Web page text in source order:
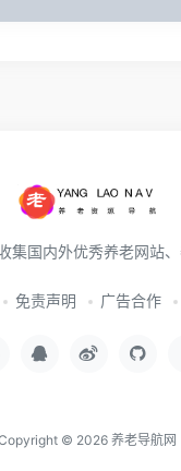
集国内外优秀养老网站
免责声明 广告合作
© 2026 养老导航网